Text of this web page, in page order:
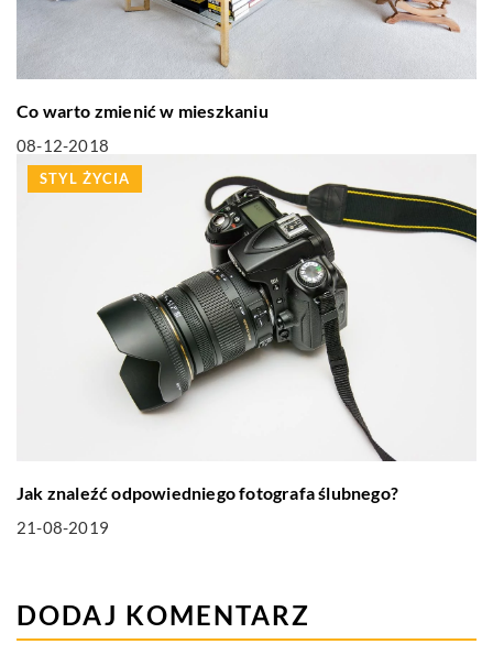
Co warto zmienić w mieszkaniu
08-12-2018
STYL ŻYCIA
Jak znaleźć odpowiedniego fotografa ślubnego?
21-08-2019
DODAJ KOMENTARZ